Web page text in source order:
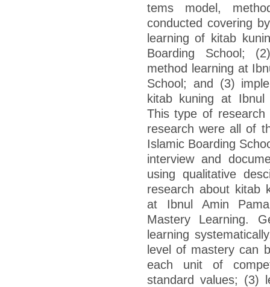
tems model,
conducted covering
learning of kitab
Boarding School;
method learning at
School; and (3)
kitab kuning at Ibnul
This type of
research were all of
Islamic Boarding
interview and
using qualitative
research about kitab
at Ibnul Amin
Mastery Learning.
learning
level of mastery can
each unit of
standard values; (3)